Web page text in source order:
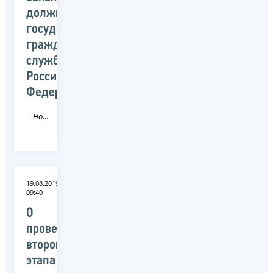
должностей
государственной
гражданской
службы
Российской
Федерации
Новость
19.08.2019
09:40
О
проведении
второго
этапа